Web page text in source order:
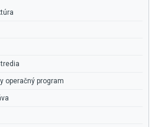
operačný program